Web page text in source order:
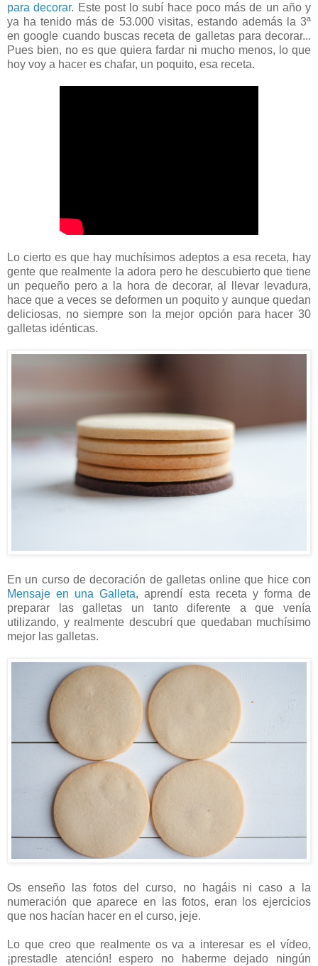
para decorar. Este post lo subí hace poco más de un año y
ya ha tenido más de 53.000 visitas, estando además la 3ª
en google cuando buscas receta de galletas para decorar...
Pues bien, no es que quiera fardar ni mucho menos, lo que
hoy voy a hacer es chafar, un poquito, esa receta.
Lo cierto es que hay muchísimos adeptos a esa receta, hay
gente que realmente la adora pero he descubierto que tiene
un pequeño pero a la hora de decorar, al llevar levadura,
hace que a veces se deformen un poquito y aunque quedan
deliciosas, no siempre son la mejor opción para hacer 30
galletas idénticas.
En un curso de decoración de galletas online que hice con
Mensaje en una Galleta, aprendí esta receta y forma de
preparar las galletas un tanto diferente a que venía
utilizando, y realmente descubrí que quedaban muchísimo
mejor las galletas.
Os enseño las fotos del curso, no hagáis ni caso a la
numeración que aparece en las fotos, eran los ejercicios
que nos hacían hacer en el curso, jeje.
Lo que creo que realmente os va a interesar es el vídeo,
¡prestadle atención! espero no haberme dejado ningún